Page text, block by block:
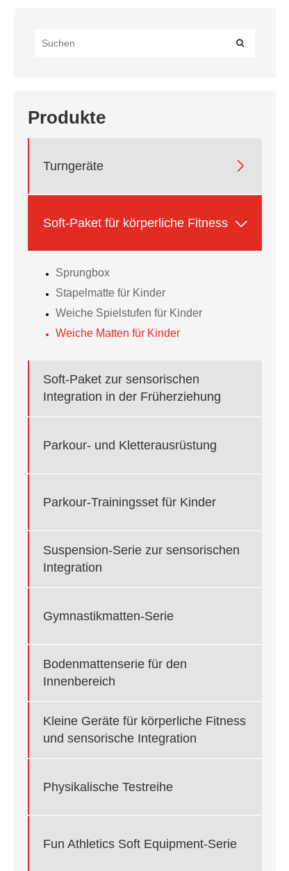
Produkte
Turngeräte 
Soft-Paket für körperliche Fitness 
Sprungbox
Stapelmatte für Kinder
Weiche Spielstufen für Kinder
Weiche Matten für Kinder
Soft-Paket zur sensorischen
Integration in der Früherziehung
Parkour- und Kletterausrüstung
Parkour-Trainingsset für Kinder
Suspension-Serie zur sensorischen
Integration
Gymnastikmatten-Serie
Bodenmattenserie für den
Innenbereich
Kleine Geräte für körperliche Fitness
und sensorische Integration
Physikalische Testreihe
Fun Athletics Soft Equipment-Serie